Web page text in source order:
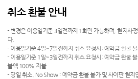
취소 환불 안내
- 변경은 이용일기준 3일전까지 1회만 가능하며, 현지사
다.
- 이용일기준 4일~7일전까지 취소 요청시: 예약금 환불
- 이용일기준 1일~3일전까지 취소 요청시: 예약금 환불
불액 100% 지불
- 당일 취소, No Show : 예약금 환불 불가 및 사이판 현